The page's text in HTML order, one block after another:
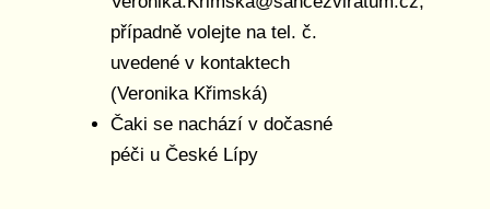
případně volejte na tel. č.
uvedené v kontaktech
(Veronika Křimská)
Čaki se nachází v dočasné
péči u České Lípy